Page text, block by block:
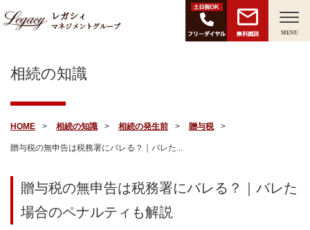
レガシィ
マネジメントグループ
無料面談 MENU
相続の知識
HOME 相続の知識 相続の発生前 贈与税
贈与税の無申告は税務署にバレる？｜バレた...
贈与税の無申告は税務署にバレる？｜バレた
場合のペナルティも解説